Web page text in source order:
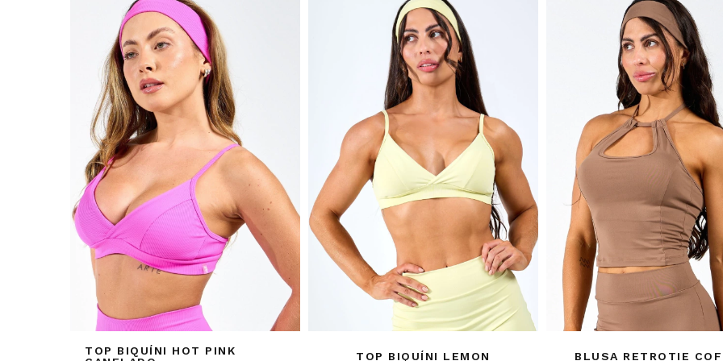
TOP BIQUÍNI HOT PINK
TOP BIQUÍNI LEMON BLUSA RETROTIE